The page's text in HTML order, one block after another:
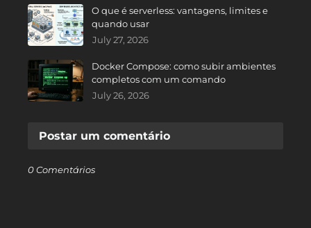
O que é serverless: vantagens, limites e
quando usar
July 27, 2026
Docker Compose: como subir ambientes
completos com um comando
July 26, 2026
Postar um comentário
0 Comentários